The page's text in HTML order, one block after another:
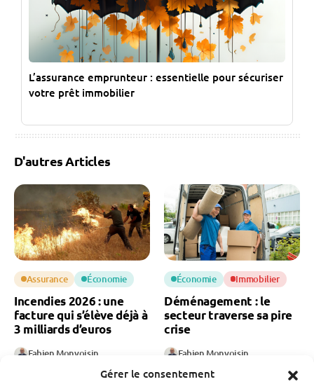
Gérer le consentement
L’assurance emprunteur : essentielle pour sécuriser
votre prêt immobilier
D'autres Articles
Assurance Économie
Incendies 2026 : une
facture qui s’élève déjà à
3 milliards d’euros
Fabien Monvoisin
Économie Immobilier
Déménagement : le
secteur traverse sa pire
crise
Fabien Monvoisin